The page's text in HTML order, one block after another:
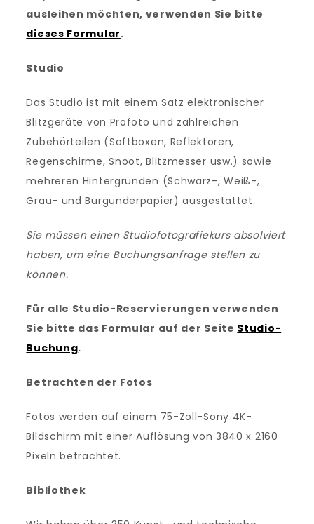
ausleihen möchten, verwenden Sie bitte
dieses Formular.
Studio
Das Studio ist mit einem Satz elektronischer
Blitzgeräte von Profoto und zahlreichen
Zubehörteilen (Softboxen, Reflektoren,
Regenschirme, Snoot, Blitzmesser usw.) sowie
mehreren Hintergründen (Schwarz-, Weiß-,
Grau- und Burgunderpapier) ausgestattet.
Sie müssen einen Studiofotografiekurs absolviert
haben, um eine Buchungsanfrage stellen zu
können.
Für alle Studio-Reservierungen verwenden
Sie bitte das Formular auf der Seite Studio-
Buchung.
Betrachten der Fotos
Fotos werden auf einem 75-Zoll-Sony 4K-
Bildschirm mit einer Auflösung von 3840 x 2160
Pixeln betrachtet.
Bibliothek